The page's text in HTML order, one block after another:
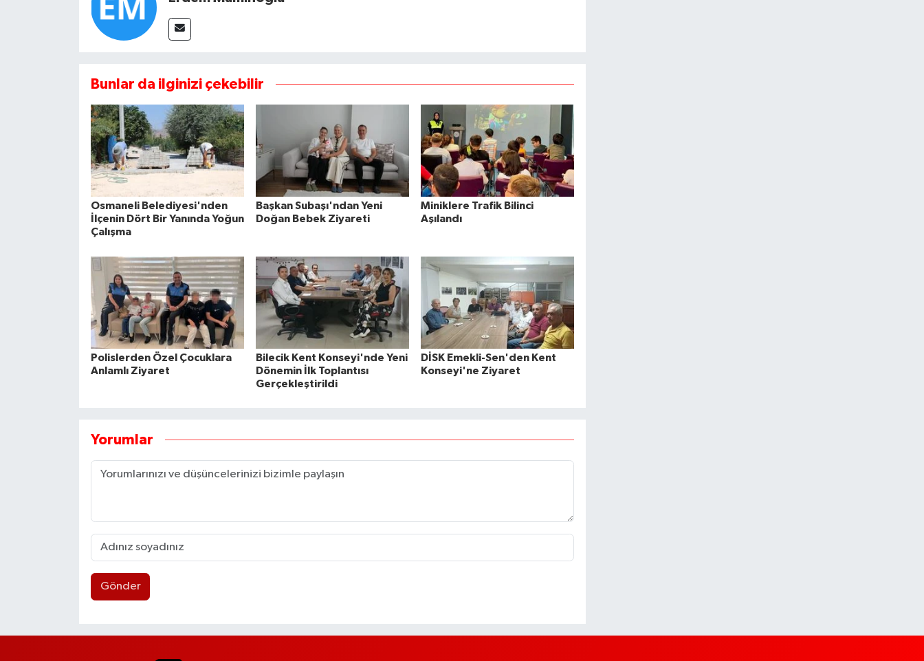
Bunlar da ilginizi çekebilir
Osmaneli Belediyesi'nden
İlçenin Dört Bir Yanında Yoğun
Çalışma
Başkan Subaşı'ndan Yeni
Doğan Bebek Ziyareti
Miniklere Trafik Bilinci
Aşılandı
Polislerden Özel Çocuklara
Anlamlı Ziyaret
Bilecik Kent Konseyi'nde Yeni
Dönemin İlk Toplantısı
Gerçekleştirildi
DİSK Emekli-Sen'den Kent
Konseyi'ne Ziyaret
Yorumlar
Gönder